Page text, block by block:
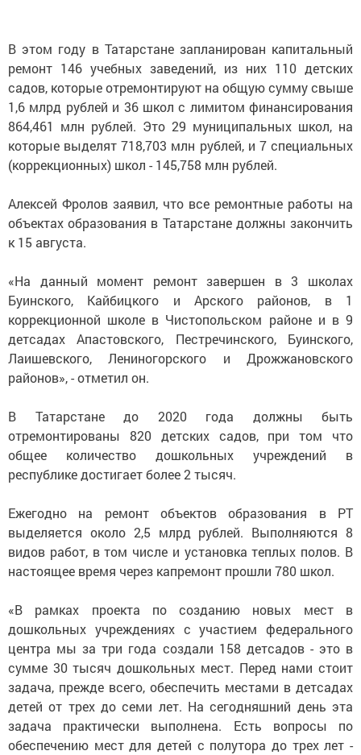
В этом году в Татарстане запланирован капитальный
ремонт 146 учебных заведений, из них 110 детских
садов, которые отремонтируют на общую сумму свыше
1,6 млрд рублей и 36 школ с лимитом финансирования
864,461 млн рублей. Это 29 муниципальных школ, на
которые выделят 718,703 млн рублей, и 7 специальных
(коррекционных) школ - 145,758 млн рублей.
Алексей Фролов заявил, что все ремонтные работы на
объектах образования в Татарстане должны закончить
к 15 августа.
«На данный момент ремонт завершен в 3 школах
Буинского, Кайбицкого и Арского районов, в 1
коррекционной школе в Чистопольском районе и в 9
детсадах Апастовского, Пестречинского, Буинского,
Лаишевского, Лениногорского и Дрожжановского
районов», - отметил он.
В Татарстане до 2020 года должны быть
отремонтированы 820 детских садов, при том что
общее количество дошкольных учреждений в
республике достигает более 2 тысяч.
Ежегодно на ремонт объектов образования в РТ
выделяется около 2,5 млрд рублей. Выполняются 8
видов работ, в том числе и установка теплых полов. В
настоящее время через капремонт прошли 780 школ.
«В рамках проекта по созданию новых мест в
дошкольных учреждениях с участием федерального
центра мы за три года создали 158 детсадов - это в
сумме 30 тысяч дошкольных мест. Перед нами стоит
задача, прежде всего, обеспечить местами в детсадах
детей от трех до семи лет. На сегодняшний день эта
задача практически выполнена. Есть вопросы по
обеспечению мест для детей с полутора до трех лет -